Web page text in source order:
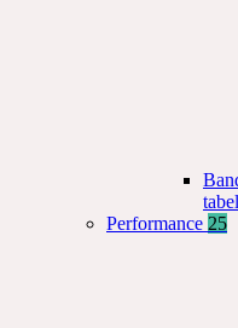
Performance 25